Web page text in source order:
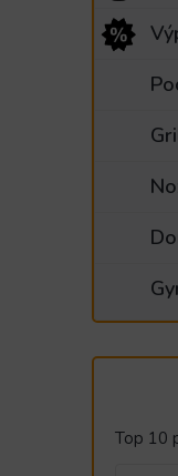
Top 10